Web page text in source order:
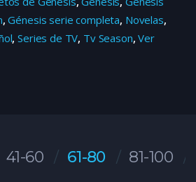
,Génesis serie completa, Novelas,
,Series de TV, Tv Season,Ver
41-60 61-80 81-100